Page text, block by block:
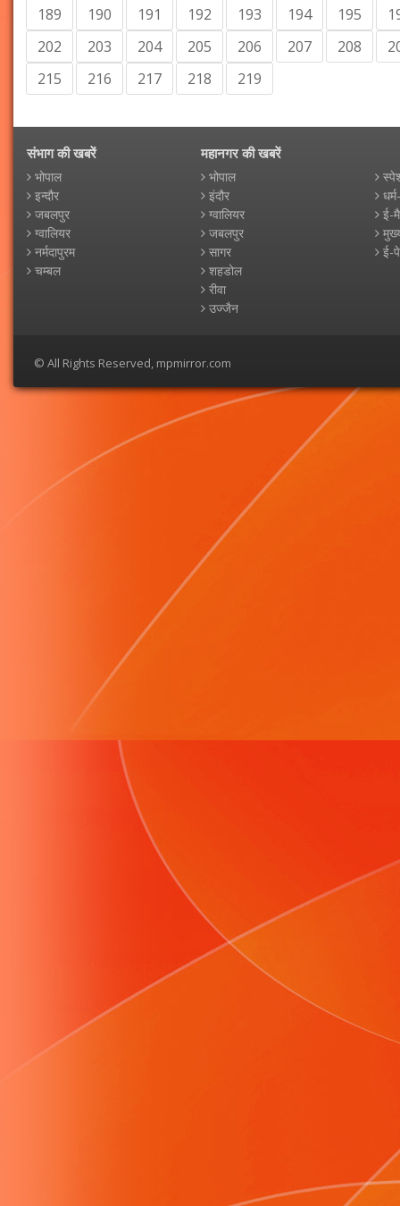
189
190 191 192 193 194 195
202
203 204 205 206 207 208
215
216 217 218 219
संभाग की खबरें
भोपाल
इन्दौर
जबलपुर
ग्वालियर
नर्मदापुरम
चम्बल
महानगर की खबरें
भोपाल
इंदौर
ग्वालियर
जबलपुर
सागर
शहडोल
रीवा
उज्जैन
ई-
ई-
© All Rights Reserved, mpmirror.com